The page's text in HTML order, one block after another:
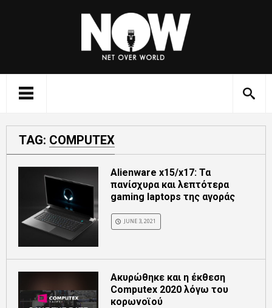
TAG: COMPUTEX
Alienware x15/x17: Τα
πανίσχυρα και λεπτότερα
gaming laptops της αγοράς
JUNE 3, 2021
Ακυρώθηκε και η έκθεση
Computex 2020 λόγω του
κορωνοϊού